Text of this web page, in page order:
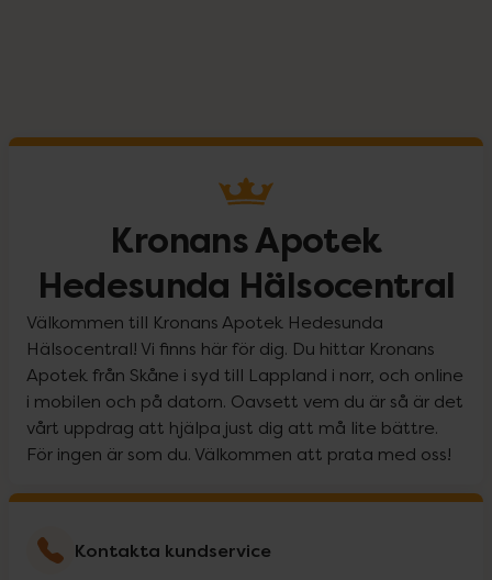
Kronans Apotek
Hedesunda Hälsocentral
Välkommen till Kronans Apotek Hedesunda
Hälsocentral! Vi finns här för dig. Du hittar Kronans
Apotek från Skåne i syd till Lappland i norr, och online
i mobilen och på datorn. Oavsett vem du är så är det
vårt uppdrag att hjälpa just dig att må lite bättre.
För ingen är som du. Välkommen att prata med oss!
Kontakta kundservice